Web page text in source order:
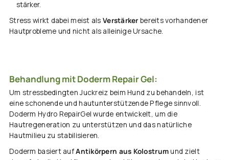
stärker.
Stress wirkt dabei meist als Verstärker bereits vorhandener
Hautprobleme und nicht als alleinige Ursache.
Behandlung mit Doderm Repair Gel:
Um stressbedingten Juckreiz beim Hund zu behandeln, ist
eine schonende und hautunterstützende Pflege sinnvoll.
Doderm Hydro RepairGel wurde entwickelt, um die
Hautregeneration zu unterstützen und das natürliche
Hautmilieu zu stabilisieren.
Doderm basiert aufAntikörpern aus Kolostrumund zielt